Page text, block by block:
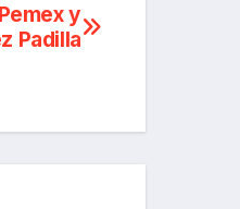
y
Padilla